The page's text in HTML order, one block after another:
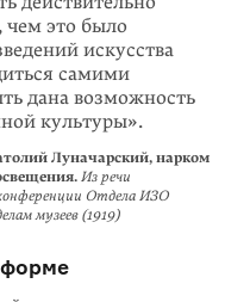
чем это было
искусства
самими
дана возможность
культуры».
Луначарский, нарком
Из речи
Отдела ИЗО
музеев (1919)
форме